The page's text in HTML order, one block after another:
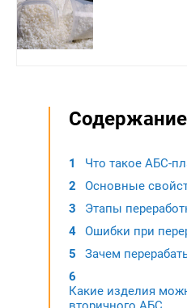
Содержание
Что такое АБС-
Основные
Этапы
Ошибки при
Зачем
Какие изделия